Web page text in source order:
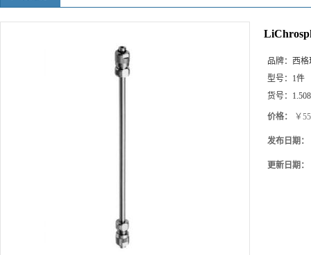
品牌： 西格
型号： 1件
货号：
价格： ￥
发布日期：
更新日期：